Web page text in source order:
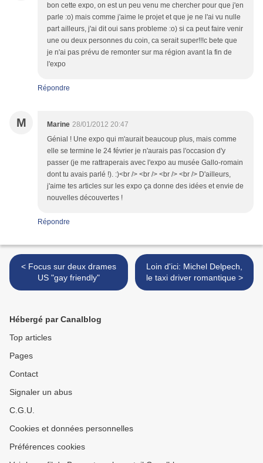
bon cette expo, on est un peu venu me chercher pour que j'en
parle :o) mais comme j'aime le projet et que je ne l'ai vu nulle
part ailleurs, j'ai dit oui sans probleme :o) si ca peut faire venir
une ou deux personnes du coin, ca serait super!!!c bete que
je n'ai pas prévu de remonter sur ma région avant la fin de
l'expo
Répondre
M Marine 28/01/2012 20:47
Génial ! Une expo qui m'aurait beaucoup plus, mais comme
elle se termine le 24 février je n'aurais pas l'occasion d'y
passer (je me rattraperais avec l'expo au musée Gallo-romain
dont tu avais parlé !). :)<br /> <br /> <br /> <br /> D'ailleurs,
j'aime tes articles sur les expo ça donne des idées et envie de
nouvelles découvertes !
Répondre
< Focus sur deux drames
US "gay friendly"
Loin d'ici: Michel Delpech,
le taxi driver romantique >
Hébergé par Canalblog
Top articles
Pages
Contact
Signaler un abus
C.G.U.
Cookies et données personnelles
Préférences cookies